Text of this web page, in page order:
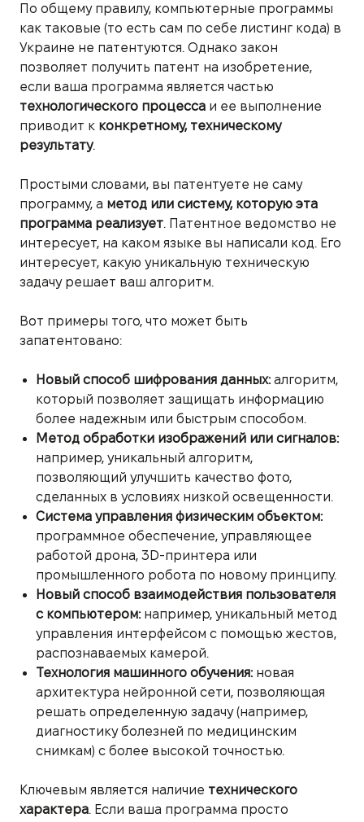
По общему правилу, компьютерные программы
как таковые (то есть сам по себе листинг кода) в
Украине не патентуются. Однако закон
позволяет получить патент на изобретение,
если ваша программа является частью
технологического процесса и ее выполнение
приводит к конкретному, техническому
результату.
Простыми словами, вы патентуете не саму
программу, а метод или систему, которую эта
программа реализует. Патентное ведомство не
интересует, на каком языке вы написали код. Его
интересует, какую уникальную техническую
задачу решает ваш алгоритм.
Вот примеры того, что может быть
запатентовано:
Новый способ шифрования данных:алгоритм,
который позволяет защищать информацию
более надежным или быстрым способом.
Метод обработки изображений или сигналов:
например, уникальный алгоритм,
позволяющий улучшить качество фото,
сделанных в условиях низкой освещенности.
Система управления физическим объектом:
программное обеспечение, управляющее
работой дрона, 3D-принтера или
промышленного робота по новому принципу.
Новый способ взаимодействия пользователя
с компьютером:например, уникальный метод
управления интерфейсом с помощью жестов,
распознаваемых камерой.
Технология машинного обучения:новая
архитектура нейронной сети, позволяющая
решать определенную задачу (например,
диагностику болезней по медицинским
снимкам) с более высокой точностью.
Ключевым является наличие технического
характера. Если ваша программа просто